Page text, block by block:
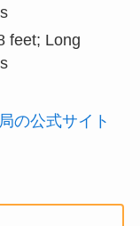
feet; Long
の公式サイト